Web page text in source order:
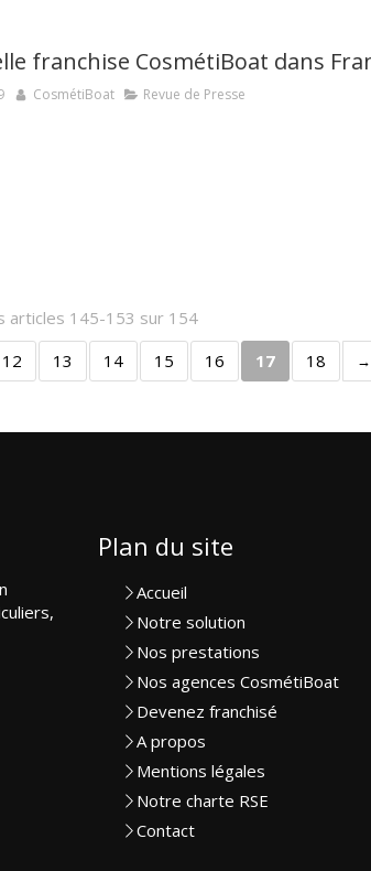
CosmétiBoat Revue de Presse
articles 145-153 sur 154
12 13 14 15 16 17 18
Plan du site
Accueil
Notre solution
Nos prestations
Nos agences CosmétiBoat
Devenez franchisé
A propos
Mentions légales
Notre charte RSE
Contact